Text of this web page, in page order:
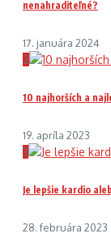
nenahraditeľné?
17. januára 2024
2
10 najhorších a
19. apríla 2023
3
Je lepšie kardio
28. februára 2023